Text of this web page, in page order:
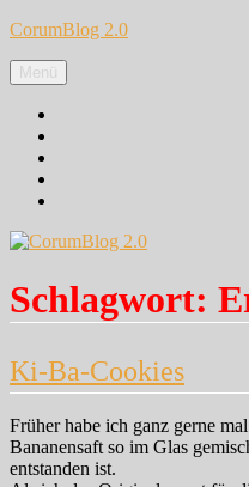
Zum
springen
CorumBlog 2.0
Menü
Schlagwort:
Ki-Ba-Cookies
Früher habe ich ganz gerne
Bananensaft so im Glas
entstanden ist.